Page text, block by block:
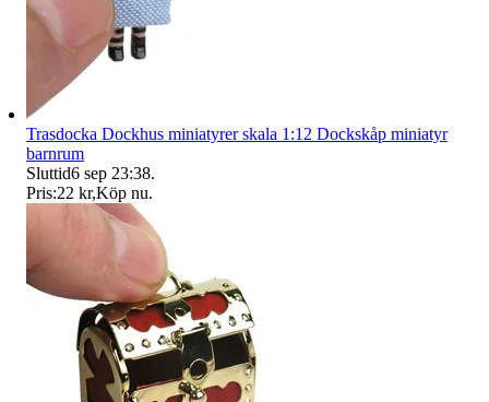
Trasdocka Dockhus miniatyrer skala 1:12 Dockskåp miniatyr
barnrum
Sluttid6 sep 23:38.
Pris:22 kr,Köp nu.